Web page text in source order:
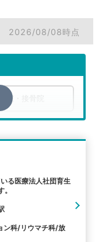
2026/08/08時点
骨院・接骨院
る医療法人社団育生
ン科/リウマチ科/放